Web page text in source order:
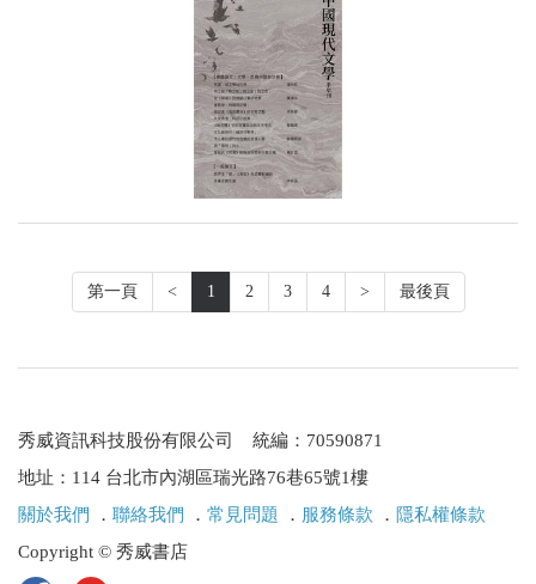
第一頁 < 1 2 3 4 > 最後頁
秀威資訊科技股份有限公司 統編：70590871
地址：114 台北市內湖區瑞光路76巷65號1樓
關於我們
． 聯絡我們 ． 常見問題 ． 服務條款 ． 隱私權條款
Copyright © 秀威書店